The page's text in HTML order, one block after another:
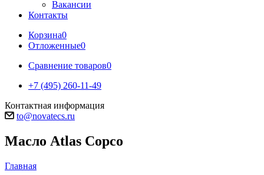
Вакансии
Контакты
Корзина0
Отложенные0
Сравнение товаров0
+7 (495) 260-11-49
Контактная информация
to@novatecs.ru
Масло Atlas Copco
Главная